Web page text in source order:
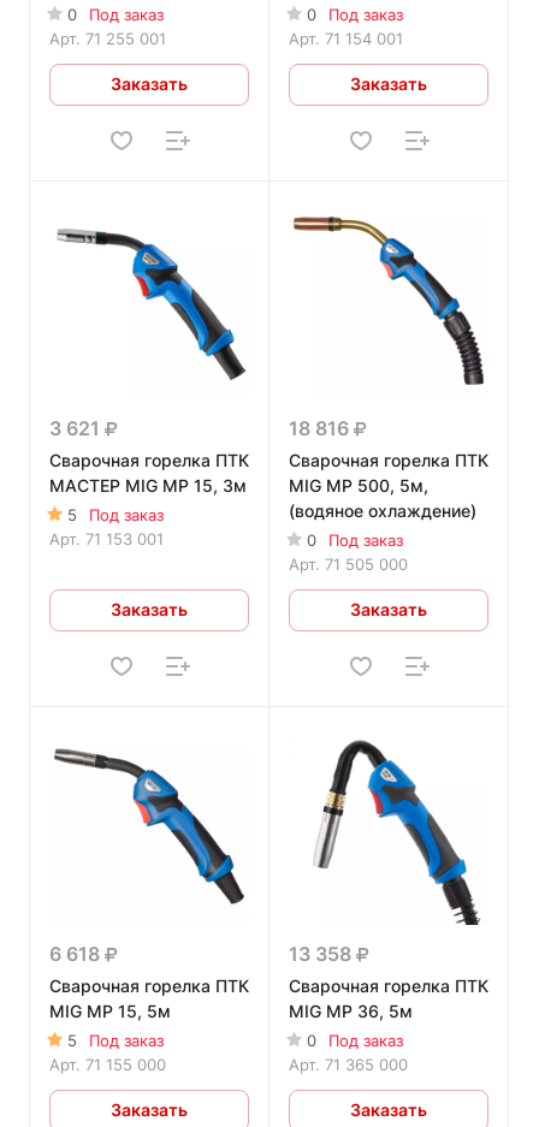
0
Под заказ
Арт. 71 255 001
Заказать
0
Под заказ
Арт. 71 154 001
Заказать
3 621
Сварочная горелка ПТК
МАСТЕР MIG MP 15, 3м
5
Под заказ
Арт. 71 153 001
Заказать
18 816
Сварочная горелка ПТК
MIG MP 500, 5м,
(водяное охлаждение)
0
Под заказ
Арт. 71 505 000
Заказать
6 618
Сварочная горелка ПТК
MIG MP 15, 5м
5
Под заказ
Арт. 71 155 000
Заказать
13 358
Сварочная горелка ПТК
MIG MP 36, 5м
0
Под заказ
Арт. 71 365 000
Заказать